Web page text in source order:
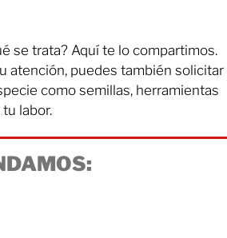
se trata? Aquí te lo compartimos.
atención, puedes también solicitar
como semillas, herramientas
labor.